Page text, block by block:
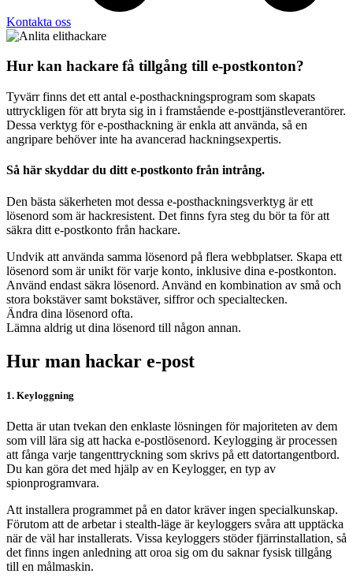
Kontakta oss
Hur kan hackare få tillgång till e-postkonton?
Tyvärr finns det ett antal e-posthackningsprogram som skapats
uttryckligen för att bryta sig in i framstående e-posttjänstleverantörer.
Dessa verktyg för e-posthackning är enkla att använda, så en
angripare behöver inte ha avancerad hackningsexpertis.
Så här skyddar du ditt e-postkonto från intrång.
Den bästa säkerheten mot dessa e-posthackningsverktyg är ett
lösenord som är hackresistent. Det finns fyra steg du bör ta för att
säkra ditt e-postkonto från hackare.
Undvik att använda samma lösenord på flera webbplatser. Skapa ett
lösenord som är unikt för varje konto, inklusive dina e-postkonton.
Använd endast säkra lösenord. Använd en kombination av små och
stora bokstäver samt bokstäver, siffror och specialtecken.
Ändra dina lösenord ofta.
Lämna aldrig ut dina lösenord till någon annan.
Hur man hackar e-post
1. Keyloggning
Detta är utan tvekan den enklaste lösningen för majoriteten av dem
som vill lära sig att hacka e-postlösenord. Keylogging är processen
att fånga varje tangenttryckning som skrivs på ett datortangentbord.
Du kan göra det med hjälp av en Keylogger, en typ av
spionprogramvara.
Att installera programmet på en dator kräver ingen specialkunskap.
Förutom att de arbetar i stealth-läge är keyloggers svåra att upptäcka
när de väl har installerats. Vissa keyloggers stöder fjärrinstallation, så
det finns ingen anledning att oroa sig om du saknar fysisk tillgång
till en målmaskin.